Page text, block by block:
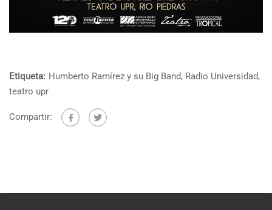
Etiqueta: Humberto Ramírez y su Big Band, Radio Universidad,
teatro upr
Compartir: